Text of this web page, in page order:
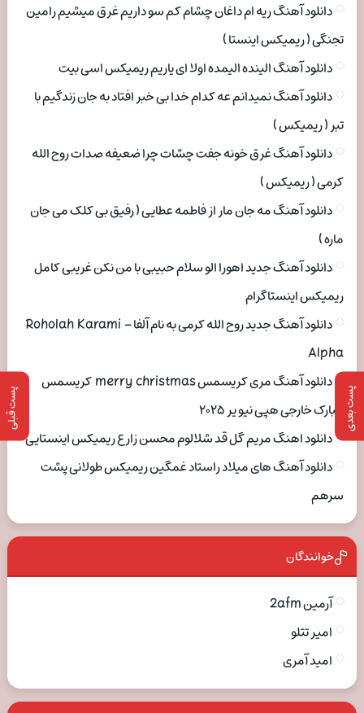
پست بعدی پست قبلی
دانلود آهنگ ریه ام داغان چشام کم سو داریم غرق میشیم رامین
تجنگی ( ریمیکس اینستا )
دانلود آهنگ الینده الیمده اولا ای یاریم ریمیکس اسی بیت
دانلود آهنگ نمیدانم عه کدام خدا بی خبر افتاد به جان زندگیم با
تبر ( ریمیکس )
دانلود آهنگ غرق خونه جفت چشات چرا ضعیفه صدات روح الله
کرمی ( ریمیکس )
دانلود آهنگ مه جان مار از فاطمه عطایی ( رفیق بی کلک می جان
ماره )
دانلود آهنگ جدید اهورا الو سلام حبیبی با من نکن غریبی کامل
ریمیکس اینستاگرام
دانلود آهنگ جدید روح الله کرمی به نام آلفا Roholah Karami –
Alpha
دانلود آهنگ مری کریسمس merry christmas کریسمس
مبارک خارجی هپی نیو یر ۲۰۲۵
دانلود اهنگ مریم گل قد شلالوم محسن زارع ریمیکس اینستایی
دانلود آهنگ های میلاد راستاد غمگین ریمیکس طولانی پشت
سرهم
خوانندگان
آرمین 2afm
امیر تتلو
امید آمری